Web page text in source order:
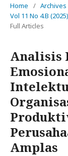
Home / Archives
Vol 11 No 4.B
Full Articles
Analisis
Amplas